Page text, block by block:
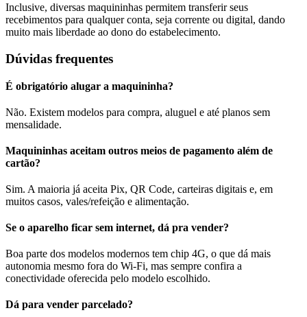
Inclusive, diversas maquininhas permitem transferir seus
recebimentos para qualquer conta, seja corrente ou digital, dando
muito mais liberdade ao dono do estabelecimento.
Dúvidas frequentes
É obrigatório alugar a maquininha?
Não. Existem modelos para compra, aluguel e até planos sem
mensalidade.
Maquininhas aceitam outros meios de pagamento além de
cartão?
Sim. A maioria já aceita Pix, QR Code, carteiras digitais e, em
muitos casos, vales/refeição e alimentação.
Se o aparelho ficar sem internet, dá pra vender?
Boa parte dos modelos modernos tem chip 4G, o que dá mais
autonomia mesmo fora do Wi-Fi, mas sempre confira a
conectividade oferecida pelo modelo escolhido.
Dá para vender parcelado?